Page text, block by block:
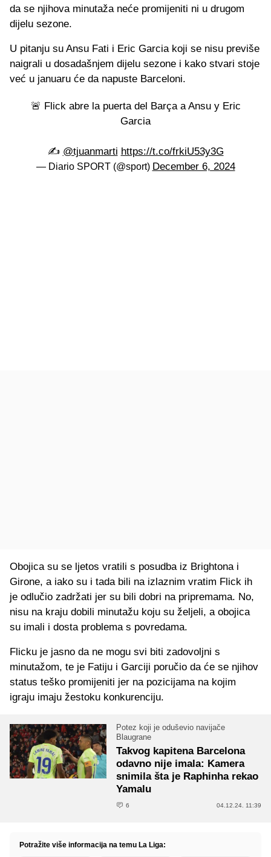
da se njihova minutaža neće promijeniti ni u drugom
dijelu sezone.
U pitanju su Ansu Fati i Eric Garcia koji se nisu previše
naigrali u dosadašnjem dijelu sezone i kako stvari stoje
već u januaru će da napuste Barceloni.
🚨 Flick abre la puerta del Barça a Ansu y Eric
Garcia
✍️ @tjuanmarti https://t.co/frkiU53y3G
— Diario SPORT (@sport) December 6, 2024
Obojica su se ljetos vratili s posudba iz Brightona i
Girone, a iako su i tada bili na izlaznim vratim Flick ih
je odlučio zadržati jer su bili dobri na pripremama. No,
nisu na kraju dobili minutažu koju su željeli, a obojica
su imali i dosta problema s povredama.
Flicku je jasno da ne mogu svi biti zadovoljni s
minutažom, te je Fatiju i Garciji poručio da će se njihov
status teško promijeniti jer na pozicijama na kojim
igraju imaju žestoku konkurenciju.
Potez koji je oduševio navijače
Blaugrane
Takvog kapitena Barcelona
odavno nije imala: Kamera
snimila šta je Raphinha rekao
Yamalu
6 04.12.24. 11:39
Potražite više informacija na temu La Liga: